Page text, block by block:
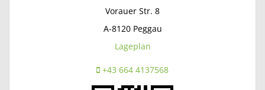
Vorauer Str. 8
A-8120 Peggau
Lageplan
+43 664 4137568